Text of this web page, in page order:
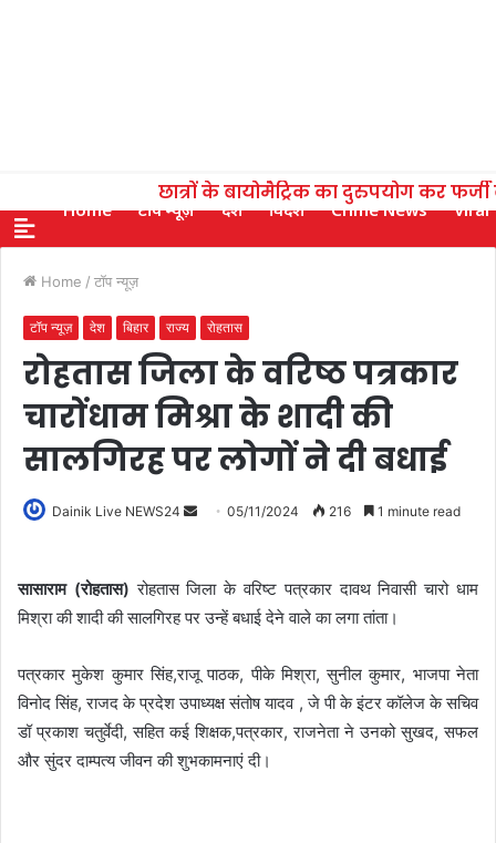
छात्रों के बायोमैट्रिक का दुरुपयोग कर
Home टॉप न्यूज़ देश विदेश Crime News Viral
Home / टॉप न्यूज़
टॉप न्यूज़ देश बिहार राज्य रोहतास
रोहतास जिला के वरिष्ठ पत्रकार
चारोंधाम मिश्रा के शादी की
सालगिरह पर लोगों ने दी बधाई
Dainik Live NEWS24 05/11/2024 216 1 minute read
सासाराम (रोहतास) रोहतास जिला के वरिष्ट पत्रकार दावथ निवासी चारो धाम
मिश्रा की शादी की सालगिरह पर उन्हें बधाई देने वाले का लगा तांता।
पत्रकार मुकेश कुमार सिंह,राजू पाठक, पीके मिश्रा, सुनील कुमार, भाजपा नेता
विनोद सिंह, राजद के प्रदेश उपाध्यक्ष संतोष यादव , जे पी के इंटर कॉलेज के सचिव
डॉ प्रकाश चतुर्वेदी, सहित कई शिक्षक,पत्रकार, राजनेता ने उनको सुखद, सफल
और सुंदर दाम्पत्य जीवन की शुभकामनाएं दी।